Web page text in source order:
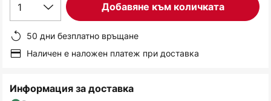
1 Добавяне към количката
50 дни безплатно връщане
Наличен е наложен платеж при доставка
Информация за доставка